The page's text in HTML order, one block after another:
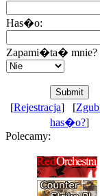
Has�o:
Zapami�ta� mnie?
[Rejestracja] [
has�o?]
Polecamy: